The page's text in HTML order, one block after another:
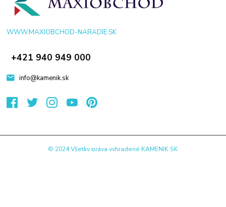
WWW.MAXIOBCHOD-NARADIE.SK
+421 940 949 000
info@kamenik.sk
© 2024 Všetky práva vyhradené KAMENIK.SK